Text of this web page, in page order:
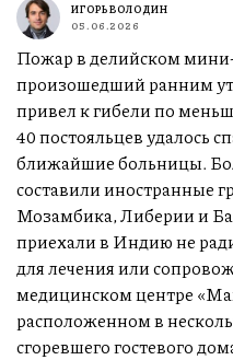
ИГОРЬ ВОЛОДИН
05.06.2026
Пожар в делийском
произошедший ранним
привел к гибели по
40 постояльцев удалось
ближайшие больницы.
составили иностранные
Мозамбика, Либерии и
приехали в Индию не
для лечения или
медицинском центре
расположенном в
сгоревшего гостевого